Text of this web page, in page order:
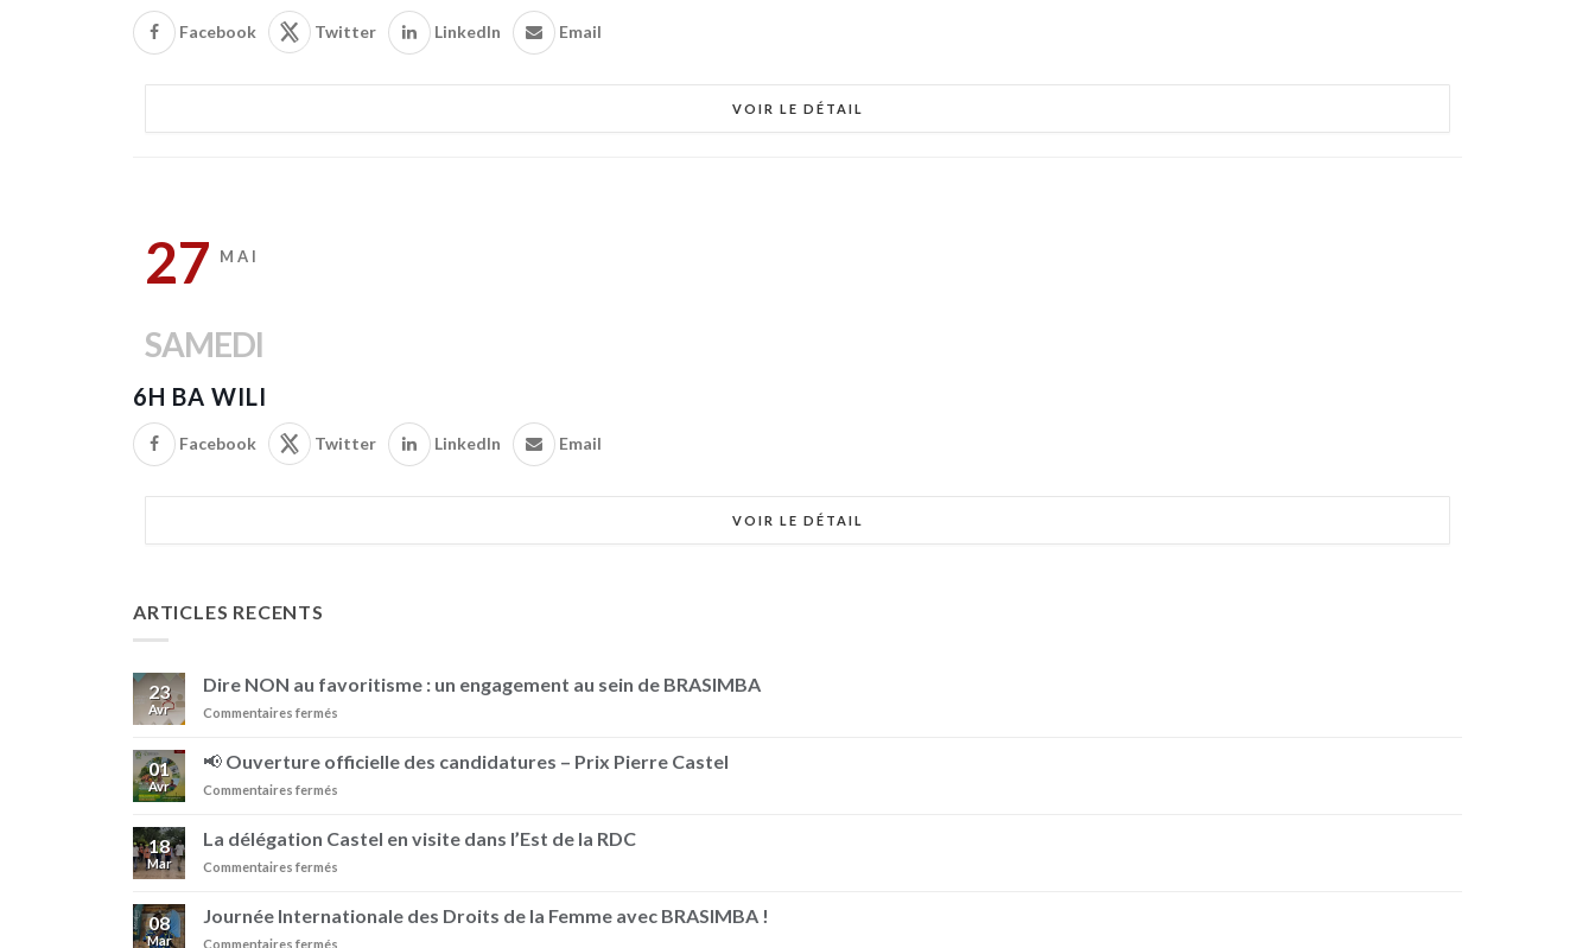
Facebook Twitter LinkedIn Email
VOIR LE DÉTAIL
27 MAI
SAMEDI
6H BA WILI
Facebook Twitter LinkedIn Email
VOIR LE DÉTAIL
ARTICLES RECENTS
23
Avr
Dire NON au favoritisme : un engagement au sein de BRASIMBA
Commentaires fermés
au
un
de
01
Avr
📢 Ouverture officielle des candidatures – Prix Pierre Castel
Commentaires fermés
officielle
–
18
Mar
La délégation Castel en visite dans l’Est de la RDC
Commentaires fermés
Castel
08
Mar
Journée Internationale des Droits de la Femme avec BRASIMBA !
Commentaires fermés